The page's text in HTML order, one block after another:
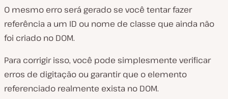
O mesmo erro será gerado se você tentar fazer
referência a um ID ou nome de classe que ainda não
foi criado no DOM.
Para corrigir isso, você pode simplesmente verificar
erros de digitação ou garantir que o elemento
referenciado realmente exista no DOM.